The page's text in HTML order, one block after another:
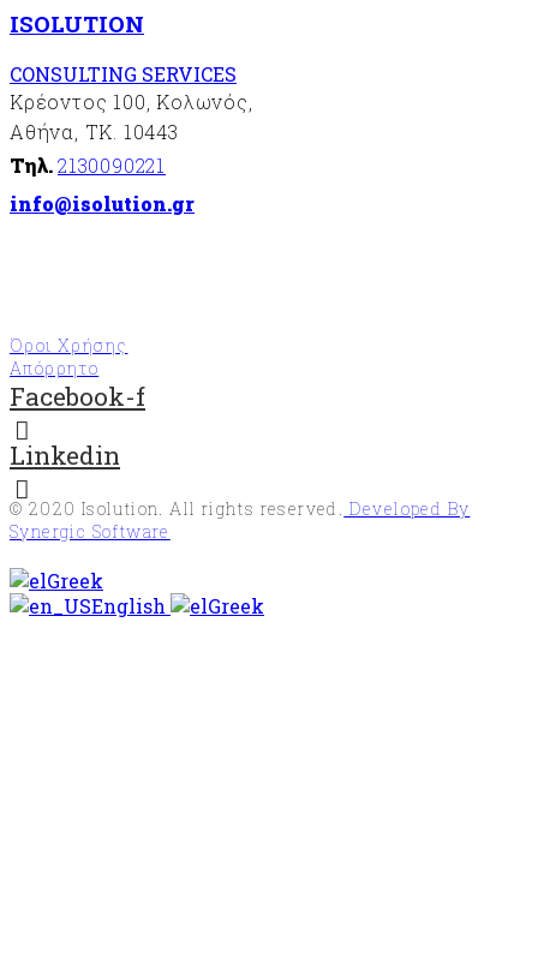
ISOLUTION
CONSULTING SERVICES
Κρέοντος 100, Κολωνός,
Αθήνα, ΤΚ. 10443
Τηλ.2130090221
info@isolution.gr
Όροι Χρήσης
Απόρρητο
Facebook-f
Linkedin
© 2020 Isolution. All rights reserved. Developed By
Synergic Software
Greek
English
Greek